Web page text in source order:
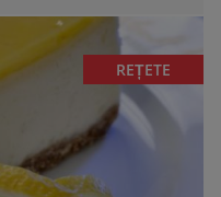
REȚETE